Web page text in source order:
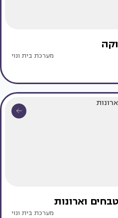
מערכת בית ונוי
וארונות
מערכת בית ונוי